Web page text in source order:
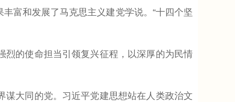
富和发展了马克思主义建党学说。“十四个坚
的使命担当引领复兴征程，以深厚的为民情
大同的党。习近平党建思想站在人类政治文